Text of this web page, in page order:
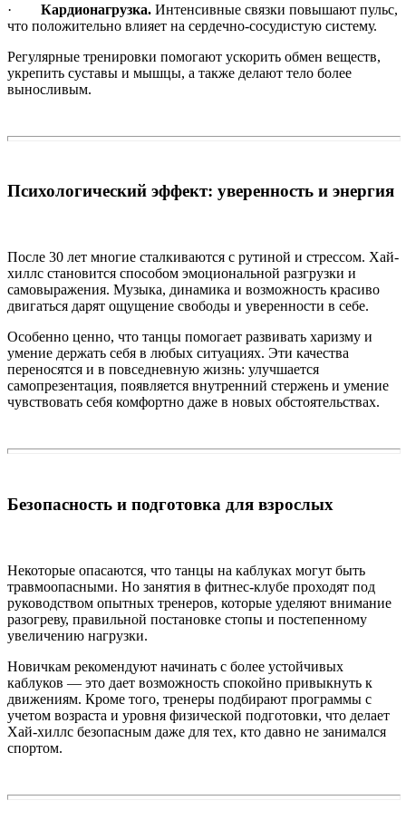
· Кардионагрузка. Интенсивные связки повышают пульс,
что положительно влияет на сердечно-сосудистую систему.
Регулярные тренировки помогают ускорить обмен веществ,
укрепить суставы и мышцы, а также делают тело более
выносливым.
Психологический эффект: уверенность и энергия
После 30 лет многие сталкиваются с рутиной и стрессом. Хай-
хиллс становится способом эмоциональной разгрузки и
самовыражения. Музыка, динамика и возможность красиво
двигаться дарят ощущение свободы и уверенности в себе.
Особенно ценно, что танцы помогает развивать харизму и
умение держать себя в любых ситуациях. Эти качества
переносятся и в повседневную жизнь: улучшается
самопрезентация, появляется внутренний стержень и умение
чувствовать себя комфортно даже в новых обстоятельствах.
Безопасность и подготовка для взрослых
Некоторые опасаются, что танцы на каблуках могут быть
травмоопасными. Но занятия в фитнес-клубе проходят под
руководством опытных тренеров, которые уделяют внимание
разогреву, правильной постановке стопы и постепенному
увеличению нагрузки.
Новичкам рекомендуют начинать с более устойчивых
каблуков — это дает возможность спокойно привыкнуть к
движениям. Кроме того, тренеры подбирают программы с
учетом возраста и уровня физической подготовки, что делает
Хай-хиллс безопасным даже для тех, кто давно не занимался
спортом.